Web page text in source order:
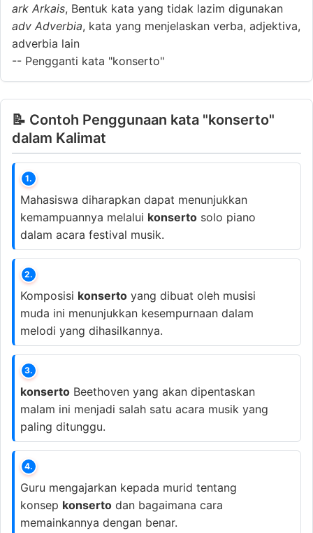
ark Arkais, Bentuk kata yang tidak lazim digunakan
adv Adverbia, kata yang menjelaskan verba, adjektiva,
adverbia lain
-- Pengganti kata "konserto"
📝 Contoh Penggunaan kata "konserto"
dalam Kalimat
1.
Mahasiswa diharapkan dapat menunjukkan
kemampuannya melalui konserto solo piano
dalam acara festival musik.
2.
Komposisi konserto yang dibuat oleh musisi
muda ini menunjukkan kesempurnaan dalam
melodi yang dihasilkannya.
3.
konserto Beethoven yang akan dipentaskan
malam ini menjadi salah satu acara musik yang
paling ditunggu.
4.
Guru mengajarkan kepada murid tentang
konsep konserto dan bagaimana cara
memainkannya dengan benar.